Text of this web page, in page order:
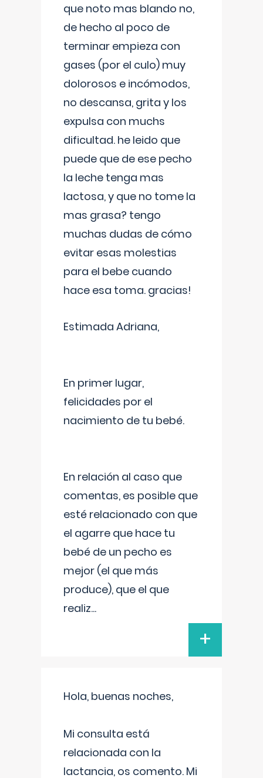
que noto mas blando no,
de hecho al poco de
terminar empieza con
gases (por el culo) muy
dolorosos e incómodos,
no descansa, grita y los
expulsa con muchs
dificultad. he leido que
puede que de ese pecho
la leche tenga mas
lactosa, y que no tome la
mas grasa? tengo
muchas dudas de cómo
evitar esas molestias
para el bebe cuando
hace esa toma. gracias!
Estimada Adriana,
En primer lugar,
felicidades por el
nacimiento de tu bebé.
En relación al caso que
comentas, es posible que
esté relacionado con que
el agarre que hace tu
bebé de un pecho es
mejor (el que más
produce), que el que
realiz...
+
Hola, buenas noches,
Mi consulta está
relacionada con la
lactancia, os comento. Mi